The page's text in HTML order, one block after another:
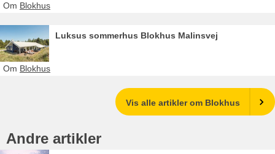
Om Blokhus
Luksus sommerhus Blokhus Malinsvej
Om Blokhus
Vis alle artikler om Blokhus
Andre artikler